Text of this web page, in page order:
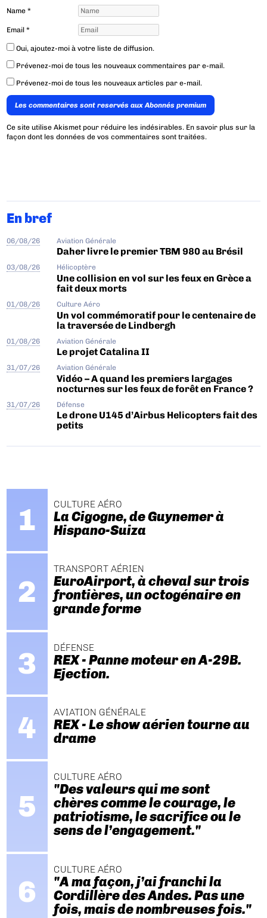
Name*
Email*
Oui, ajoutez-moi à votre liste de diffusion.
Prévenez-moi de tous les nouveaux commentaires par e-mail.
Prévenez-moi de tous les nouveaux articles par e-mail.
Les commentaires sont reservés aux Abonnés premium
Ce site utilise Akismet pour réduire les indésirables. En savoir plus sur la
façon dont les données de vos commentaires sont traitées.
En bref
06/08/26 Aviation Générale
Daher livre le premier TBM 980 au Brésil
03/08/26 Hélicoptère
Une collision en vol sur les feux en Grèce a
fait deux morts
01/08/26 Culture Aéro
Un vol commémoratif pour le centenaire de
la traversée de Lindbergh
01/08/26 Aviation Générale
Le projet Catalina II
31/07/26 Aviation Générale
Vidéo – A quand les premiers largages
nocturnes sur les feux de forêt en France ?
31/07/26 Défense
Le drone U145 d’Airbus Helicopters fait des
petits
CULTURE AÉRO
La Cigogne, de Guynemer à
Hispano-Suiza
TRANSPORT AÉRIEN
EuroAirport, à cheval sur trois
frontières, un octogénaire en
grande forme
DÉFENSE
REX - Panne moteur en A-29B.
Ejection.
AVIATION GÉNÉRALE
REX - Le show aérien tourne au
drame
CULTURE AÉRO
"Des valeurs qui me sont
chères comme le courage, le
patriotisme, le sacrifice ou le
sens de l’engagement."
CULTURE AÉRO
"A ma façon, j’ai franchi la
Cordillère des Andes. Pas une
fois, mais de nombreuses fois."